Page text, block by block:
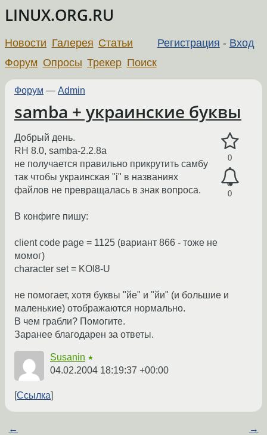
LINUX.ORG.RU
Регистрация - Вход
Новости Галерея Статьи
Форум Опросы Трекер Поиск
Форум — Admin
samba + украинские буквы
0
0
Добрый день.
RH 8.0, samba-2.2.8a
не получается правильно прикрутить самбу
так чтобы украинская "i" в названиях
файлов не превращалась в знак вопроса.
В конфиге пишу:
client code page = 1125 (вариант 866 - тоже не
момог)
character set = KOI8-U
не помогает, хотя буквы "йе" и "йи" (и большие и
маленькие) отображаются нормально.
В чем грабли? Помогите.
Заранее благодарен за ответы.
Susanin ★
04.02.2004 18:19:37 +00:00
Ссылка
← →